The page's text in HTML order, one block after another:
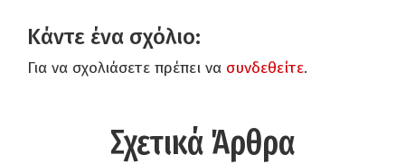
Κάντε ένα σχόλιο:
Για να σχολιάσετε πρέπει να συνδεθείτε.
Σχετικά Άρθρα